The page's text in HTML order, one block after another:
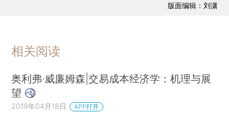
2010年威廉姆森在他的诺奖获奖演讲中宣称：
1992）。威廉姆森对正统观念的突破就在于，他不
的经济学假设。相反，他追求更现实的假设：与组
织经济活动相关的交易成本或治理成本是正的。通
过这样的假设，他发现制度、规制和复杂的组织结
版面编辑：刘潇
相关阅读
奥利弗·威廉姆森|交易成本经济学：机理与展
望
2019年04月18日 APP打开